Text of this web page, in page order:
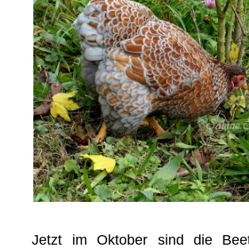
Jetzt im Oktober sind die